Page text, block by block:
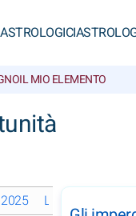
IL MIO ELEMENTO
Le fasi lunari a